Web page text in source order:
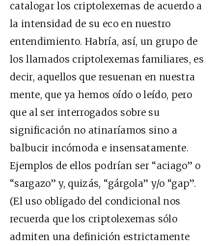
catalogar los criptolexemas de acuerdo a
la intensidad de su eco en nuestro
entendimiento. Habría, así, un grupo de
los llamados criptolexemas familiares, es
decir, aquellos que resuenan en nuestra
mente, que ya hemos oído o leído, pero
que al ser interrogados sobre su
significación no atinaríamos sino a
balbucir incómoda e insensatamente.
Ejemplos de ellos podrían ser “aciago” o
“sargazo” y, quizás, “gárgola” y/o “gap”.
(El uso obligado del condicional nos
recuerda que los criptolexemas sólo
admiten una definición estrictamente